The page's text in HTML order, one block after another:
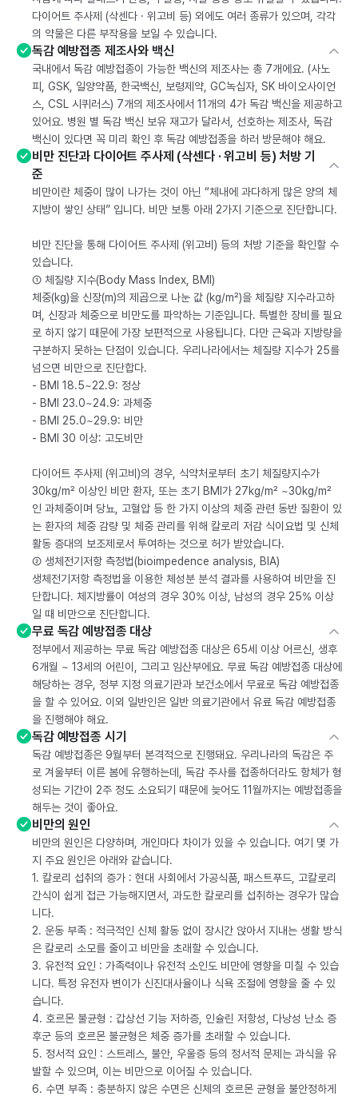
다이어트 주사제 (삭센다 · 위고비 등) 외에도 여러 종류가 있으며, 각각
의 약물은 다른 부작용을 보일 수 있습니다.
독감 예방접종 제조사와 백신
국내에서 독감 예방접종이 가능한 백신의 제조사는 총 7개에요. (사노
피, GSK, 일양약품, 한국백신, 보령제약, GC녹십자, SK 바이오사이언
스, CSL 시퀴러스) 7개의 제조사에서 11개의 4가 독감 백신을 제공하고
있어요. 병원 별 독감 백신 보유 재고가 달라서, 선호하는 제조사, 독감
백신이 있다면 꼭 미리 확인 후 독감 예방접종을 하러 방문해야 해요.
비만 진단과 다이어트 주사제 (삭센다 · 위고비 등) 처방 기
준
비만이란 체중이 많이 나가는 것이 아닌 “체내에 과다하게 많은 양의 체
지방이 쌓인 상태” 입니다. 비만 보통 아래 2가지 기준으로 진단합니다.
비만 진단을 통해 다이어트 주사제 (위고비) 등의 처방 기준을 확인할 수
있습니다.
① 체질량 지수(Body Mass Index, BMI)
체중(kg)을 신장(m)의 제곱으로 나눈 값 (kg/m²)을 체질량 지수라고하
며, 신장과 체중으로 비만도를 파악하는 기준입니다. 특별한 장비를 필요
로 하지 않기 때문에 가장 보편적으로 사용됩니다. 다만 근육과 지방량을
구분하지 못하는 단점이 있습니다. 우리나라에서는 체질량 지수가 25를
넘으면 비만으로 진단합다.
- BMI 18.5~22.9: 정상
- BMI 23.0~24.9: 과체중
- BMI 25.0~29.9: 비만
- BMI 30 이상: 고도비만
다이어트 주사제 (위고비)의 경우, 식약처로부터 초기 체질량지수가
30kg/m² 이상인 비만 환자, 또는 초기 BMI가 27kg/m² ~30kg/m²
인 과체중이며 당뇨, 고혈압 등 한 가지 이상의 체중 관련 동반 질환이 있
는 환자의 체중 감량 및 체중 관리를 위해 칼로리 저감 식이요법 및 신체
활동 증대의 보조제로서 투여하는 것으로 허가 받았습니다.
② 생체전기저항 측정법(bioimpedence analysis, BIA)
생체전기저항 측정법을 이용한 체성분 분석 결과를 사용하여 비만을 진
단합니다. 체지방률이 여성의 경우 30% 이상, 남성의 경우 25% 이상
일 때 비만으로 진단합니다.
무료 독감 예방접종 대상
정부에서 제공하는 무료 독감 예방접종 대상은 65세 이상 어르신, 생후
6개월 ~ 13세의 어린이, 그리고 임산부에요. 무료 독감 예방접종 대상에
해당하는 경우, 정부 지정 의료기관과 보건소에서 무료로 독감 예방접종
을 할 수 있어요. 이외 일반인은 일반 의료기관에서 유료 독감 예방접종
을 진행해야 해요.
독감 예방접종 시기
독감 예방접종은 9월부터 본격적으로 진행돼요. 우리나라의 독감은 주
로 겨울부터 이른 봄에 유행하는데, 독감 주사를 접종하더라도 항체가 형
성되는 기간이 2주 정도 소요되기 때문에 늦어도 11월까지는 예방접종을
해두는 것이 좋아요.
비만의 원인
비만의 원인은 다양하며, 개인마다 차이가 있을 수 있습니다. 여기 몇 가
지 주요 원인은 아래와 같습니다.
1. 칼로리 섭취의 증가 : 현대 사회에서 가공식품, 패스트푸드, 고칼로리
간식이 쉽게 접근 가능해지면서, 과도한 칼로리를 섭취하는 경우가 많습
니다.
2. 운동 부족 : 적극적인 신체 활동 없이 장시간 앉아서 지내는 생활 방식
은 칼로리 소모를 줄이고 비만을 초래할 수 있습니다.
3. 유전적 요인 : 가족력이나 유전적 소인도 비만에 영향을 미칠 수 있습
니다. 특정 유전자 변이가 신진대사율이나 식욕 조절에 영향을 줄 수 있
습니다.
4. 호르몬 불균형 : 갑상선 기능 저하증, 인슐린 저항성, 다낭성 난소 증
후군 등의 호르몬 불균형은 체중 증가를 초래할 수 있습니다.
5. 정서적 요인 : 스트레스, 불안, 우울증 등의 정서적 문제는 과식을 유
발할 수 있으며, 이는 비만으로 이어질 수 있습니다.
6. 수면 부족 : 충분하지 않은 수면은 신체의 호르몬 균형을 불안정하게